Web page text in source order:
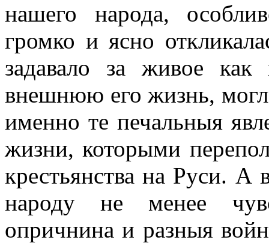
нашего народа,
громко и ясно
задавало за живое
внешнюю его жизнь,
именно те печальныя
жизни, которыми
крестьянства на Руси. А
народу не менее
опричнина и разныя